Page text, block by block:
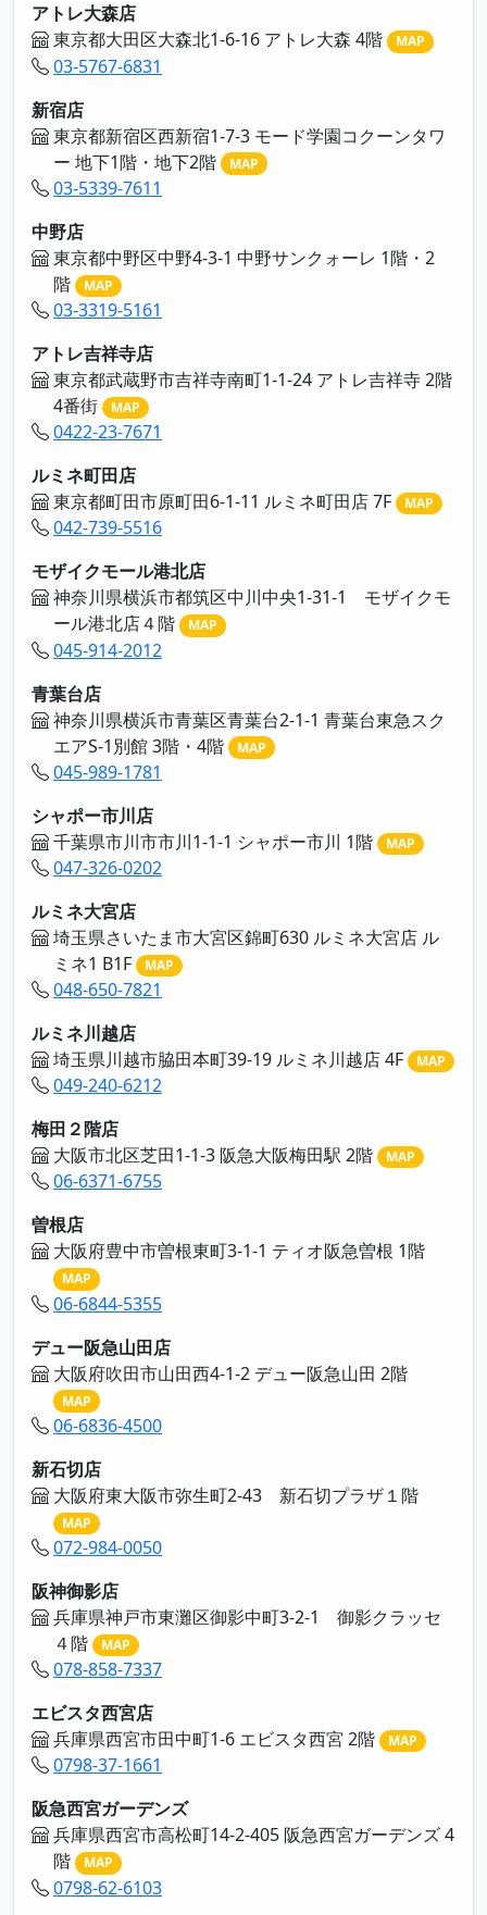
アトレ大森店
東京都大田区大森北1-6-16 アトレ大森 4階
MAP
03-5767-6831
新宿店
東京都新宿区西新宿1-7-3 モード学園コクーンタワ
ー 地下1階・地下2階
MAP
03-5339-7611
中野店
東京都中野区中野4-3-1 中野サンクォーレ 1階・2
階
MAP
03-3319-5161
アトレ吉祥寺店
東京都武蔵野市吉祥寺南町1-1-24 アトレ吉祥寺 2階
4番街
MAP
0422-23-7671
ルミネ町田店
東京都町田市原町田6-1-11 ルミネ町田店 7F
MAP
042-739-5516
モザイクモール港北店
神奈川県横浜市都筑区中川中央1-31-1 モザイクモ
ール港北店４階
MAP
045-914-2012
青葉台店
神奈川県横浜市青葉区青葉台2-1-1 青葉台東急スク
エアS-1別館 3階・4階
MAP
045-989-1781
シャポー市川店
千葉県市川市市川1-1-1 シャポー市川 1階
MAP
047-326-0202
ルミネ大宮店
埼玉県さいたま市大宮区錦町630 ルミネ大宮店 ル
ミネ1 B1F
MAP
048-650-7821
ルミネ川越店
埼玉県川越市脇田本町39-19 ルミネ川越店 4F
MAP
049-240-6212
梅田２階店
大阪市北区芝田1-1-3 阪急大阪梅田駅 2階
MAP
06-6371-6755
曽根店
大阪府豊中市曽根東町3-1-1 ティオ阪急曽根 1階
MAP
06-6844-5355
デュー阪急山田店
大阪府吹田市山田西4-1-2 デュー阪急山田 2階
MAP
06-6836-4500
新石切店
大阪府東大阪市弥生町2-43 新石切プラザ１階
MAP
072-984-0050
阪神御影店
兵庫県神戸市東灘区御影中町3-2-1 御影クラッセ
４階
MAP
078-858-7337
エビスタ西宮店
兵庫県西宮市田中町1-6 エビスタ西宮 2階
MAP
0798-37-1661
阪急西宮ガーデンズ
兵庫県西宮市高松町14-2-405 阪急西宮ガーデンズ 4
階
MAP
0798-62-6103